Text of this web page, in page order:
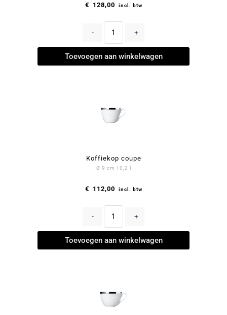
€ 128,00 incl. btw
- +
Toevoegen aan winkelwagen
Koffiekop coupe
Ø 9 cm | 0,2 l
€ 112,00 incl. btw
- +
Toevoegen aan winkelwagen